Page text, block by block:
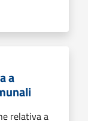
a
relativa a